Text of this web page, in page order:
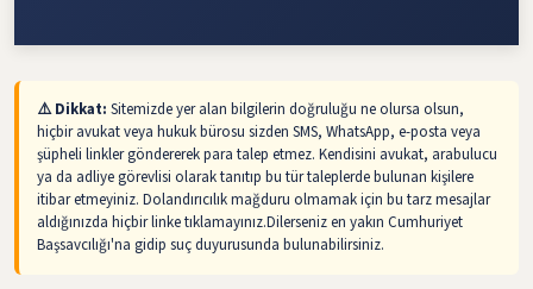
⚠️ Dikkat: Sitemizde yer alan bilgilerin doğruluğu ne olursa olsun,
hiçbir avukat veya hukuk bürosu sizden SMS, WhatsApp, e-posta veya
şüpheli linkler göndererek para talep etmez. Kendisini avukat, arabulucu
ya da adliye görevlisi olarak tanıtıp bu tür taleplerde bulunan kişilere
itibar etmeyiniz. Dolandırıcılık mağduru olmamak için bu tarz mesajlar
aldığınızda hiçbir linke tıklamayınız.Dilerseniz en yakın Cumhuriyet
Başsavcılığı'na gidip suç duyurusunda bulunabilirsiniz.